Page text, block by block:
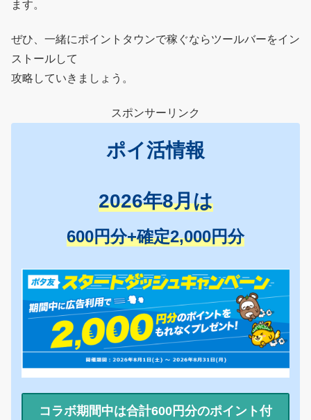
ます。
ぜひ、一緒にポイントタウンで稼ぐならツールバーをイン
ストールして
攻略していきましょう。
スポンサーリンク
ポイ活情報
2026年8月は
600円分+確定2,000円分
コラボ期間中は合計600円分のポイント付